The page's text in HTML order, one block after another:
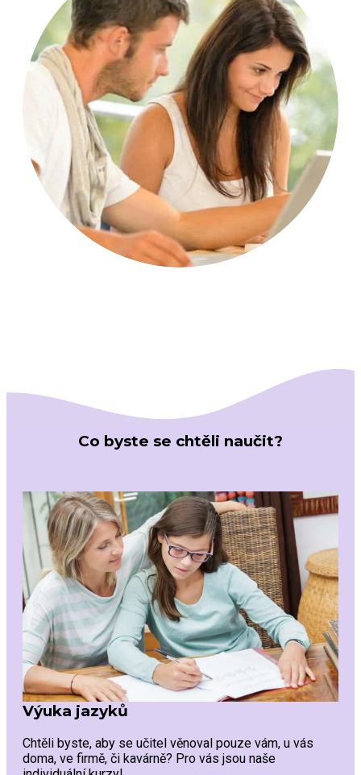
Co byste se chtěli naučit?
Výuka jazyků
Chtěli byste, aby se učitel věnoval pouze vám, u vás
doma, ve firmě, či kavárně? Pro vás jsou naše